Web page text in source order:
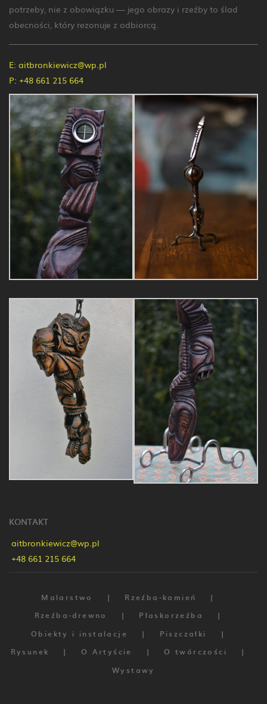
potrzeby, nie z obowiązku — jego obrazy i rzeźby to ślad
obecności, który rezonuje z odbiorcą.
E: aitbronkiewicz@wp.pl
P: +48 661 215 664
KONTAKT
aitbronkiewicz@wp.pl
+48 661 215 664
Malarstwo
Rzeźba-kamień
Rzeźba-drewno
Płaskorzeźba
Obiekty i instalacje
Piszczałki
Rysunek
O Artyście
O twórczości
Wystawy